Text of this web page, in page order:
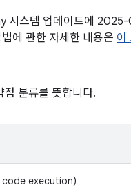
시스템 업데이트에
에 관한 자세한 내용은 이
분류를 뜻합니다.
code execution)